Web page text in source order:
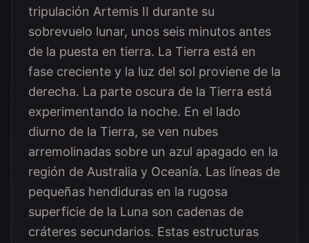
tripulación Artemis II durante su
sobrevuelo lunar, unos seis minutos antes
de la puesta en tierra. La Tierra está en
fase creciente y la luz del sol proviene de la
derecha. La parte oscura de la Tierra está
experimentando la noche. En el lado
diurno de la Tierra, se ven nubes
arremolinadas sobre un azul apagado en la
región de Australia y Oceanía. Las líneas de
pequeñas hendiduras en la rugosa
superficie de la Luna son cadenas de
cráteres secundarios. Estas estructuras